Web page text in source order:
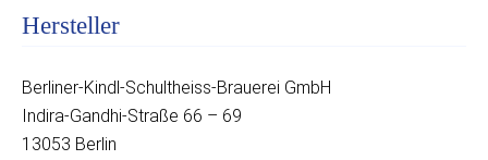
Hersteller
Berliner-Kindl-Schultheiss-Brauerei GmbH
Indira-Gandhi-Straße 66 – 69
13053 Berlin